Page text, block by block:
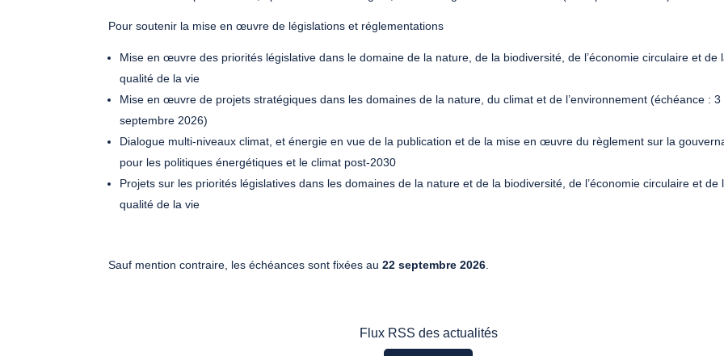
Pour soutenir la mise en œuvre de législations et réglementations
Mise en œuvre des priorités législative dans le domaine de la nature, de la biodiversité, de l’économie circulaire et de
qualité de la vie
Mise en œuvre de projets stratégiques dans les domaines de la nature, du climat et de l’environnement (échéance : 3
septembre 2026)
Dialogue multi-niveaux climat, et énergie en vue de la publication et de la mise en œuvre du règlement sur la
pour les politiques énergétiques et le climat post-2030
Projets sur les priorités législatives dans les domaines de la nature et de la biodiversité, de l’économie circulaire et de
qualité de la vie
Sauf mention contraire, les échéances sont fixées au22 septembre 2026
Flux RSS des actualités